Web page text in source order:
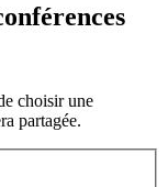
choisir une
partagée.